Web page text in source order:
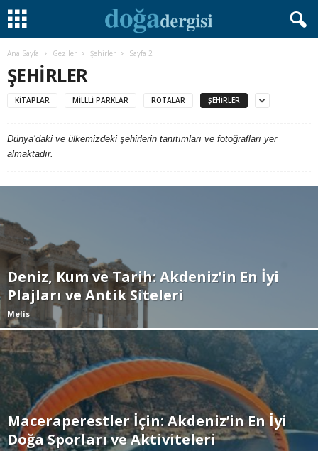
Ana Sayfa Geziler Şehirler Sayfa 2
ŞEHIRLER
KITAPLAR MILLLI PARKLAR ROTALAR ŞEHIRLER
Dünya’daki ve ülkemizdeki şehirlerin tanıtımları ve fotoğrafları yer
almaktadır.
Deniz, Kum ve Tarih: Akdeniz’in En İyi
Plajları ve Antik Siteleri
Melis
Maceraperestler İçin: Akdeniz’in En İyi
Doğa Sporları ve Aktiviteleri